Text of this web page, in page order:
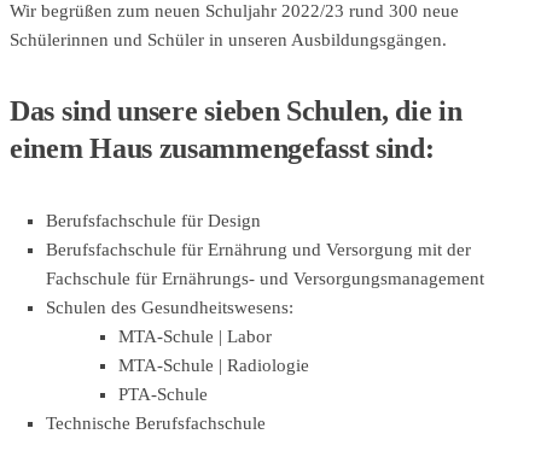
Wir begrüßen zum neuen Schuljahr 2022/23 rund 300 neue
Schülerinnen und Schüler in unseren Ausbildungsgängen.
Das sind unsere sieben Schulen, die in
einem Haus zusammengefasst sind:
Berufsfachschule für Design
Berufsfachschule für Ernährung und Versorgung mit der
Fachschule für Ernährungs- und Versorgungsmanagement
Schulen des Gesundheitswesens:
MTA-Schule | Labor
MTA-Schule | Radiologie
PTA-Schule
Technische Berufsfachschule